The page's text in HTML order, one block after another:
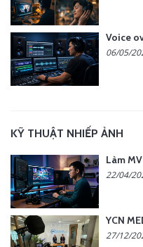
06/05/
KỸ THUẬT NHIẾP ẢNH
22/04/
27/12/